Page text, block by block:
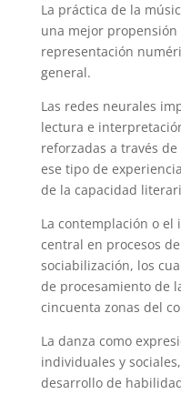
La práctica de la
una mejor
representación
general.
Las redes neurales
lectura e
reforzadas a través
ese tipo de
de la capacidad
La contemplación o
central en procesos
sociabilización, los
de procesamiento de
cincuenta zonas del
La danza como
individuales y
desarrollo de